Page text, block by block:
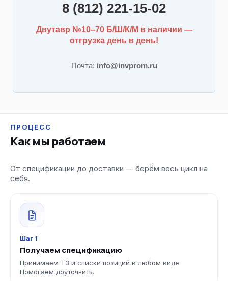
8 (812) 221-15-02
Двутавр №10–70 Б/Ш/К/М в наличии —
отгрузка день в день!
Почта: info@invprom.ru
ПРОЦЕСС
Как мы работаем
От спецификации до доставки — берём весь цикл на
себя.
Шаг 1
Получаем спецификацию
Принимаем ТЗ и списки позиций в любом виде.
Помогаем доуточнить.